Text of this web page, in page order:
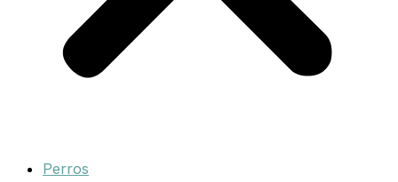
Perros